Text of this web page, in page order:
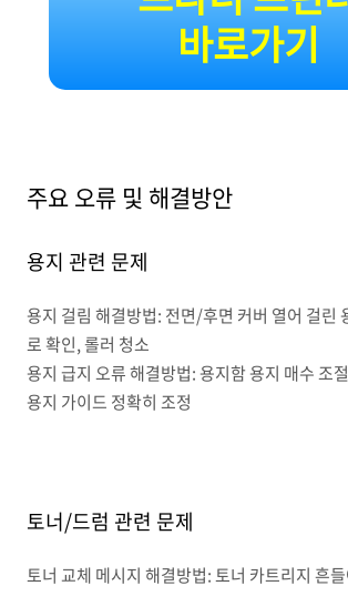
바로가기
주요 오류 및 해결방안
용지 관련 문제
용지 걸림 해결방법: 전면/후면 커버 열어 걸린
로 확인, 롤러 청소
용지 급지 오류 해결방법: 용지함 용지 매수 조
용지 가이드 정확히 조정
토너/드럼 관련 문제
토너 교체 메시지 해결방법: 토너 카트리지 흔